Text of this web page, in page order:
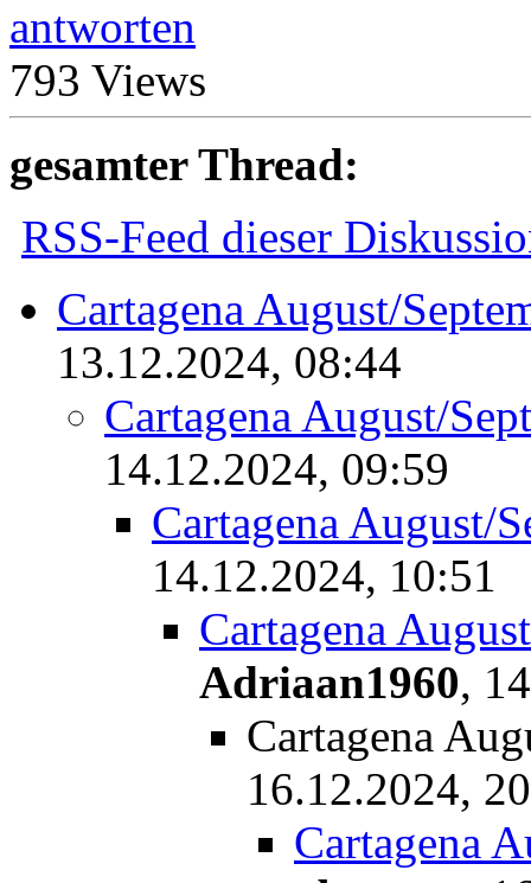
antworten
793 Views
gesamter Thread:
RSS-Feed dieser
Cartagena August/
13.12.2024, 08:44
Cartagena August/
14.12.2024, 09:59
Cartagena August/
14.12.2024, 10:51
Cartagena
Adriaan1960,
Cartagena
16.12.2024,